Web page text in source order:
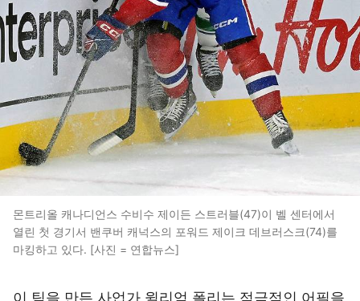
몬트리올 캐나디언스 수비수 제이든 스트러블(47)이 벨 센터에서
열린 첫 경기서 밴쿠버 캐넉스의 포워드 제이크 데브러스크(74)를
마킹하고 있다. [사진 = 연합뉴스]
이 팀을 만든 사업가 윌리엄 폴리는 적극적인 어필을